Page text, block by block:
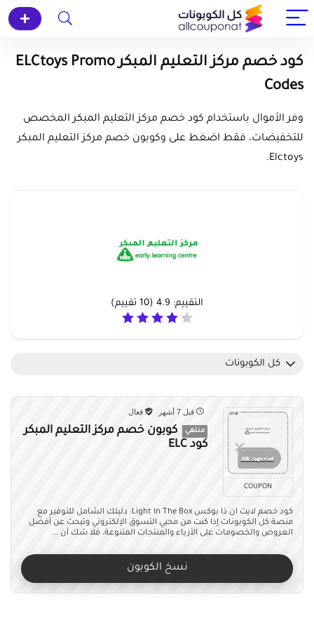
كود خصم مركز التعليم المبكر ELCtoys Promo
Codes
وفر الأموال باستخدام كود خصم مركز التعليم المبكر المخصص
للتخفيضات، فقط اضغط على وكوبون خصم مركز التعليم المبكر
Elctoys.
التقييم: 4.9
(
10 تقييم)
كل الكوبونات
COUPON
قبل 7 أشهر فعال
منتهي
كوبون خصم مركز التعليم المبكر
كود ELC
كود خصم لايت ان ذا بوكس Light In The Box: دليلك الشامل للتوفير مع
منصة كل الكوبونات إذا كنت من محبي التسوق الإلكتروني وتبحث عن أفضل
العروض والخصومات على الأزياء والمنتجات المتنوعة، فلا شك أن ...
نسخ الكوبون